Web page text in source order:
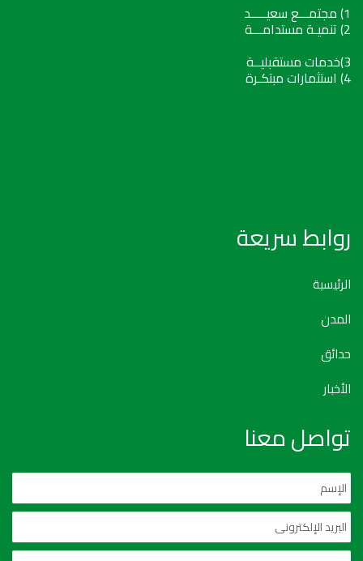
1) مجتمـــع سعيـــــد
2) تنميـة مستدامـــة
3)خدمات مستقبليــة
4) استثمارات مبتكـرة
روابط سريعة
الرئيسية
المدن
حدائق
الأخبار
تواصل معنا